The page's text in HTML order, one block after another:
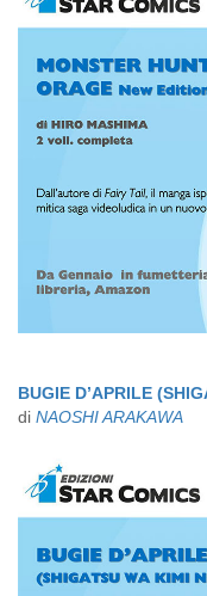
BUGIE D’APRILE
di NAOSHI ARAKAWA